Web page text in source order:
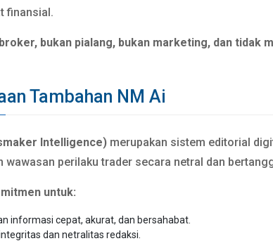
finansial.
bukan pialang, bukan marketing, dan tidak
Tambahan NM Ai
Intelligence) merupakan sistem editorial
wawasan perilaku trader secara netral dan
untuk:
informasi cepat, akurat, dan bersahabat.
dan netralitas redaksi.